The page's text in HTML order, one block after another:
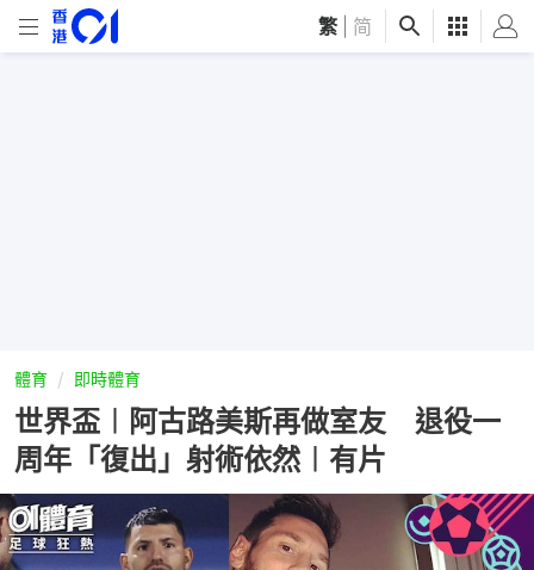
繁 简
體育 即時體育
世界盃︱阿古路美斯再做室友 退役一
周年「復出」射術依然︱有片